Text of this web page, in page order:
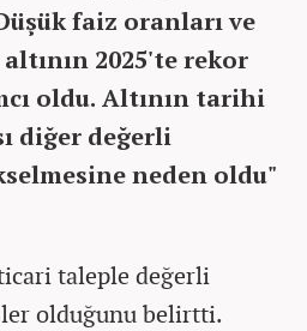
faiz oranları ve
2025'te rekor
oldu. Altının tarihi
diğer değerli
neden oldu"
taleple değerli
olduğunu belirtti.